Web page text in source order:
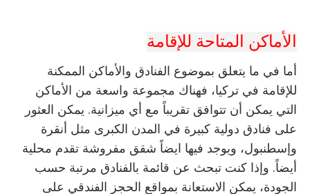
الأماكن المتاحة للإقامة
أما في ما يتعلق بموضوع الفنادق والأماكن الممكنة
للإقامة في تركيا، فهناك مجموعة واسعة من الأماكن
التي يمكن أن تتوافق تقريباً مع أي ميزانية. يمكن العثور
على فنادق دولية كبيرة في المدن الكبرى مثل أنقرة
وإسطنبول، ويوجد فيها ايضاً شقق مفروشة تقدم محلية
أيضاً. وإذا كنت تبحث عن قائمة بالفنادق مرتبة حسب
الجودة، يمكن الاستعانة بمواقع الحجز الفندقي على